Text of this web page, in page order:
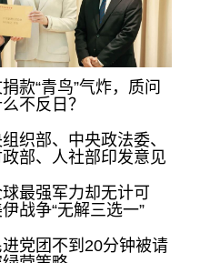
款“青鸟”气炸，质问
不反日？
织部、中央政法委、
部、人社部印发意见
最强军力却无计可
战争“无解三选一”
党团不到20分钟被请